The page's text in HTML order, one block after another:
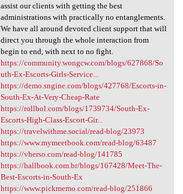
assist our clients with getting the best
administrations with practically no entanglements.
We have all around devoted client support that will
direct you through the whole interaction from
begin to end, with next to no fight.
https://community.wongcw.com/blogs/627868/So
uth-Ex-Escorts-Girls-Service...
https://demo.sngine.com/blogs/427768/Escorts-in-
South-Ex-At-Very-Cheap-Rate
https://rollbol.com/blogs/1739734/South-Ex-
Escorts-High-Class-Escort-Gir...
https://travelwithme.social/read-blog/23973
https://www.mymeetbook.com/read-blog/63487
https://vherso.com/read-blog/141785
https://hallbook.com.br/blogs/167428/Meet-The-
Best-Escorts-in-South-Ex
https://www.pickmemo.com/read-blog/251866